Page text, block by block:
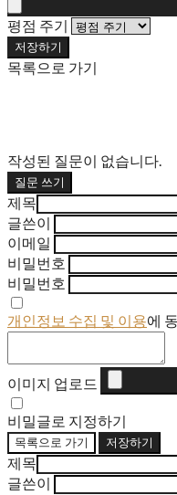
평점 주기
저장하기
목록으로 가기
작성된 질문이 없습니다.
질문 쓰기
제목
글쓴이
이메일
비밀번호
비밀번호
개인정보 수집 및 이용에
이미지 업로드
비밀글로 지정하기
목록으로 가기 저장하기
제목
글쓴이